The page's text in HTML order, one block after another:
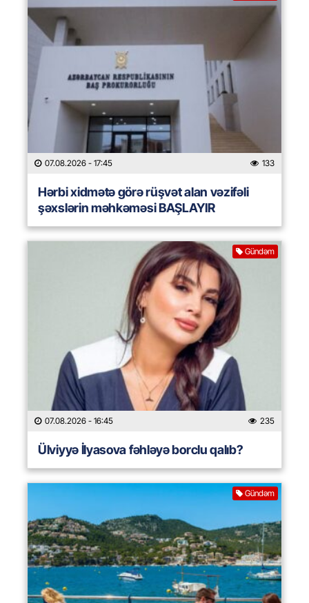
07.08.2026 - 17:45 133
Hərbi xidmətə görə rüşvət alan vəzifəli
şəxslərin məhkəməsi BAŞLAYIR
Gündəm
07.08.2026 - 16:45 235
Ülviyyə İlyasova fəhləyə borclu qalıb?
Gündəm